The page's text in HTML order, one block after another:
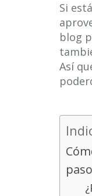
Si
blog
Así